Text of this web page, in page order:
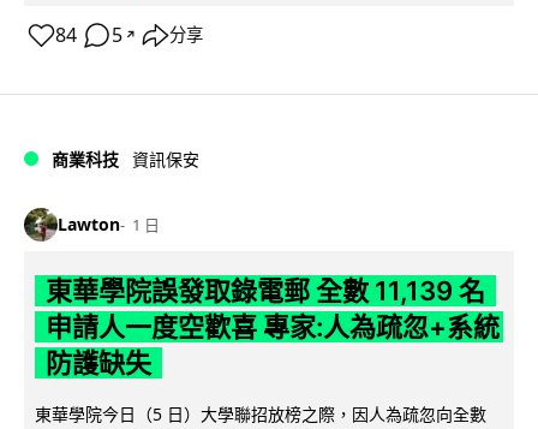
84 5 ↗ 分享
商業科技 資訊保安
Lawton 1 日
東華學院誤發取錄電郵 全數 11,139 名
申請人一度空歡喜 專家:人為疏忽+系統
防護缺失
東華學院今日（5 日）大學聯招放榜之際，因人為疏忽向全數